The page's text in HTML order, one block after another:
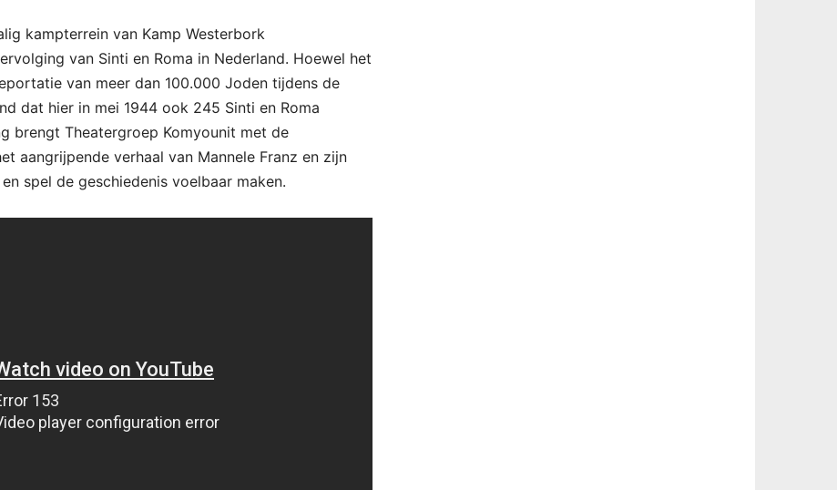
kampterrein van Kamp Westerbork
van Sinti en Roma in Nederland. Hoewel het
van meer dan 100.000 Joden tijdens de
dat hier in mei 1944 ook 245 Sinti en Roma
brengt Theatergroep Komyounit met de
aangrijpende verhaal van Mannele Franz en zijn
spel de geschiedenis voelbaar maken.